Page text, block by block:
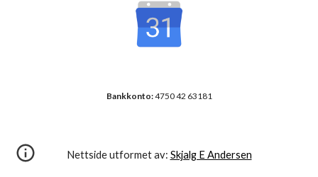
Bankkonto:4750 42 63181
Nettside utformet av: Skjalg E Andersen